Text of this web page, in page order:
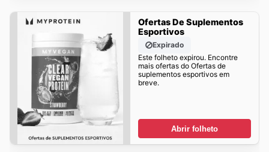
Ofertas De Suplementos
Esportivos
Expirado
Este folheto expirou. Encontre
mais ofertas do Ofertas de
suplementos esportivos em
breve.
Abrir folheto